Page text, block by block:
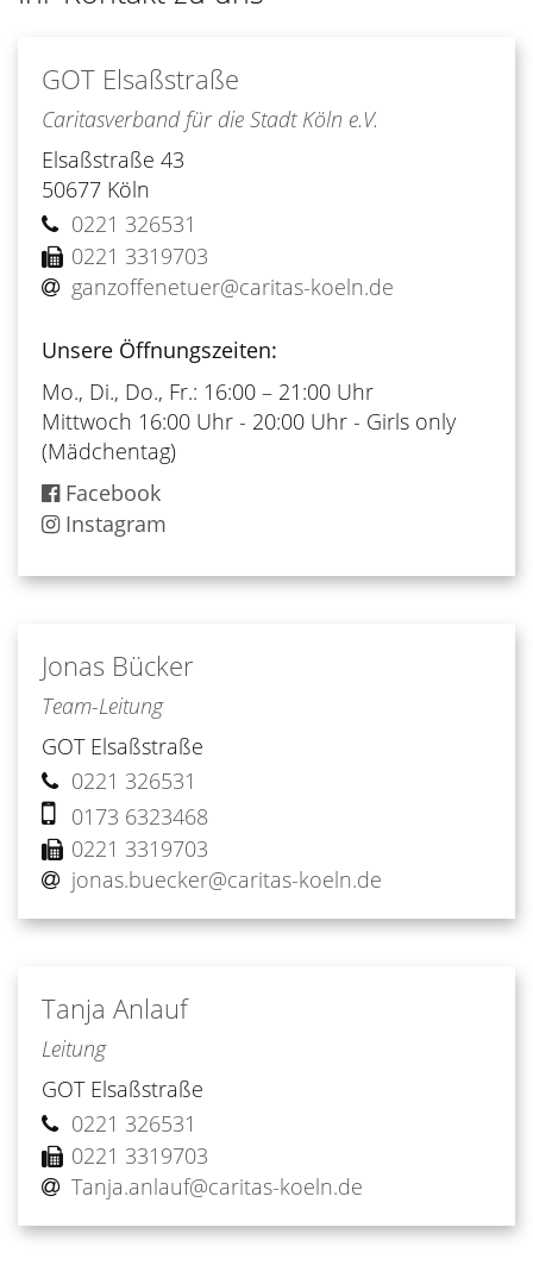
GOT Elsaßstraße
Caritasverband für die Stadt Köln e.V.
Elsaßstraße 43
50677 Köln
0221 326531
0221 3319703
ganzoffenetuer@caritas-koeln.de
Unsere Öffnungszeiten:
Mo., Di., Do., Fr.: 16:00 – 21:00 Uhr
Mittwoch 16:00 Uhr - 20:00 Uhr - Girls only
(Mädchentag)
Facebook
Instagram
Jonas Bücker
Team-Leitung
GOT Elsaßstraße
0221 326531
0173 6323468
0221 3319703
jonas.buecker@caritas-koeln.de
Tanja Anlauf
Leitung
GOT Elsaßstraße
0221 326531
0221 3319703
Tanja.anlauf@caritas-koeln.de